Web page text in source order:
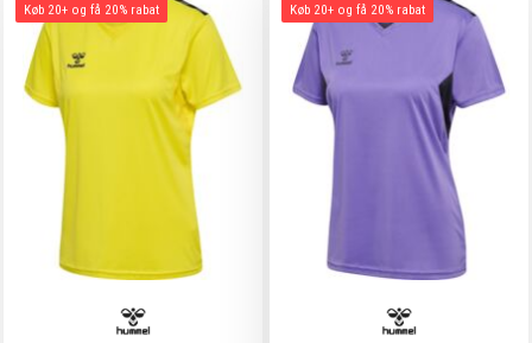
Køb 20+ og få 20% rabat Køb 20+ og få 20% rabat